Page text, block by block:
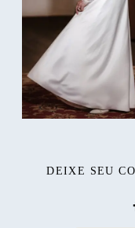
DEIXE SEU